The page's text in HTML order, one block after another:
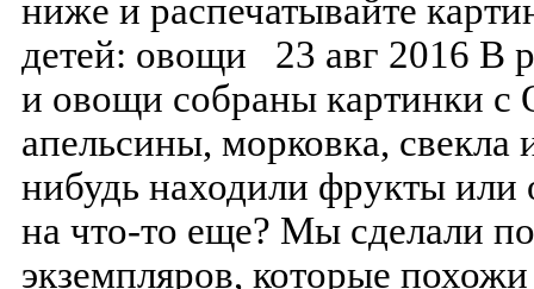
ниже и распечатывайте
детей: овощи 23 авг 2016 В
и овощи собраны картинки с
апельсины, морковка,
нибудь находили фрукты
на что-то еще? Мы сделали
экземпляров, которые